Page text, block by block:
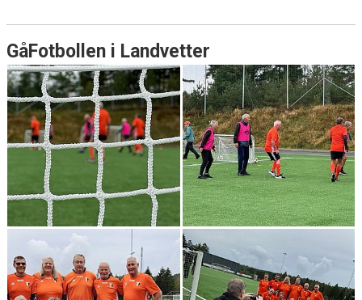
GåFotbollen i Landvetter